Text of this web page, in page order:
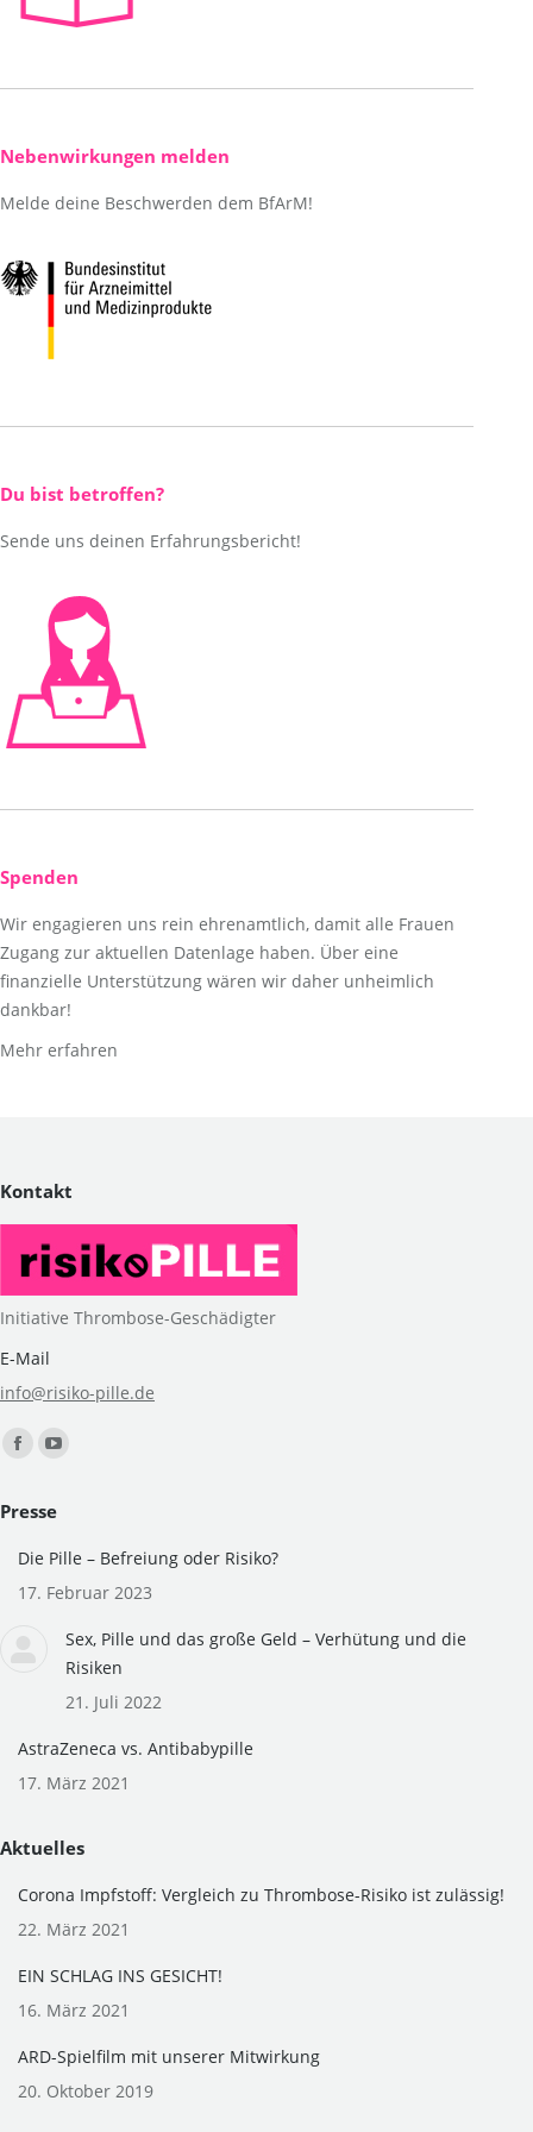
Nebenwirkungen melden
Melde deine Beschwerden dem BfArM!
Du bist betroffen?
Sende uns deinen Erfahrungsbericht!
Spenden
Wir engagieren uns rein ehrenamtlich, damit alle Frauen
Zugang zur aktuellen Datenlage haben. Über eine
finanzielle Unterstützung wären wir daher unheimlich
dankbar!
Mehr erfahren
Kontakt
Initiative Thrombose-Geschädigter
E-Mail
info@risiko-pille.de
Finden Sie uns auf:
Facebook
opens
in
YouTube
opens
in
Presse
Die Pille – Befreiung oder Risiko?
17. Februar 2023
Sex, Pille und das große Geld – Verhütung und die
Risiken
21. Juli 2022
AstraZeneca vs. Antibabypille
17. März 2021
Aktuelles
Corona Impfstoff: Vergleich zu Thrombose-Risiko ist zulässig!
22. März 2021
EIN SCHLAG INS GESICHT!
16. März 2021
ARD-Spielfilm mit unserer Mitwirkung
20. Oktober 2019